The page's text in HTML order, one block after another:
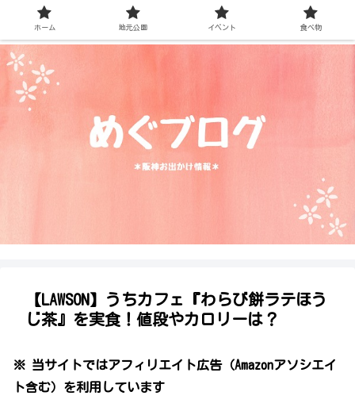
【LAWSON】うちカフェ『わらび餅ラテほう
じ茶』を実食！値段やカロリーは？
※ 当サイトではアフィリエイト広告（Amazonアソシエイ
ト含む）を利用しています
ホーム 地元公園 イベント 食べ物